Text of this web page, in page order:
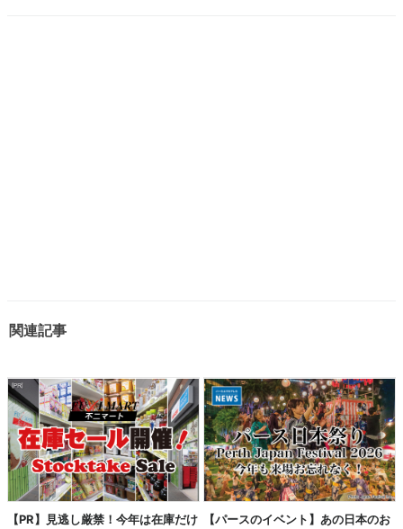
関連記事
【PR】見逃し厳禁！今年は在庫だけ
【パースのイベント】あの日本のお